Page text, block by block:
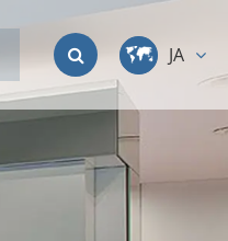
JA
中文
English